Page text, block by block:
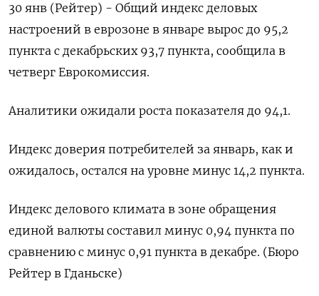
30 янв (Рейтер) - Общий индекс деловых
настроений в еврозоне в январе вырос до 95,2
пункта с декабрьских 93,7 пункта, сообщила в
четверг Еврокомиссия.
Аналитики ожидали роста показателя до 94,1.
Индекс доверия потребителей за январь, как и
ожидалось, остался на уровне минус 14,2 пункта.
Индекс делового климата в зоне обращения
единой валюты составил минус 0,94 пункта по
сравнению с минус 0,91 пункта в декабре. (Бюро
Рейтер в Гданьске)